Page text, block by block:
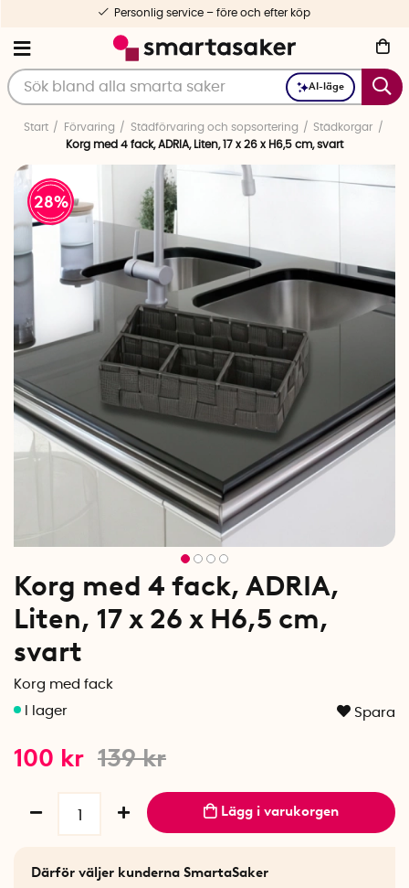
AI-läge
Personlig service – före och efter köp
Start Förvaring Städförvaring och sopsortering
Städkorgar
Korg med 4 fack, ADRIA, Liten, 17 x 26 x H6,5 cm, svart
28
Korg med 4 fack, ADRIA,
Liten, 17 x 26 x H6,5 cm,
svart
Korg med fack
Spara
139kr
100 kr
Lägg i varukorgen
Därför väljer kunderna SmartaSaker